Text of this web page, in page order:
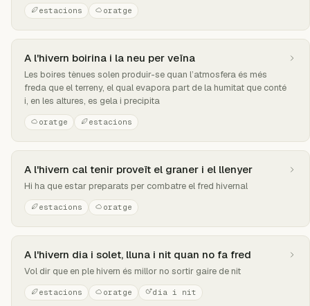
estacions oratge
A l'hivern boirina i la neu per veïna
Les boires tènues solen produir-se quan l’atmosfera és més
freda que el terreny, el qual evapora part de la humitat que conté
i, en les altures, es gela i precipita
oratge estacions
A l'hivern cal tenir proveït el graner i el llenyer
Hi ha que estar preparats per combatre el fred hivernal
estacions oratge
A l'hivern dia i solet, lluna i nit quan no fa fred
Vol dir que en ple hivern és millor no sortir gaire de nit
estacions oratge dia i nit